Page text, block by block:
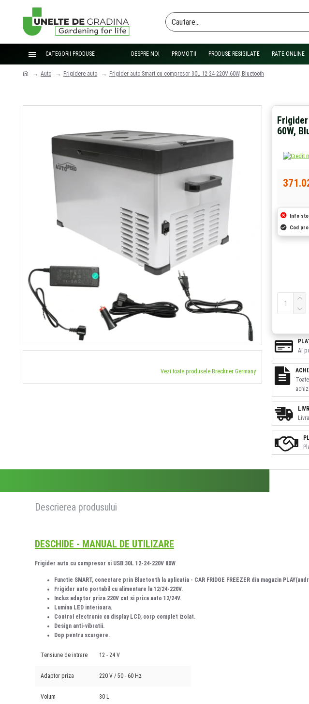
CATEGORII PRODUSE DESPRE NOI PROMOTII PRODUSE RESIGILATE RATE ONLINE
Auto Frigidere auto Frigider auto Smart cu compresor 30L 12-24-220V 60W, Bluetooth
Vezi toate produsele Breckner Germany
60W,
Info
Cod
Ai
Descrierea produsului
DESCHIDE - MANUAL DE UTILIZARE
Frigider auto cu compresor si USB 30L 12-24-220V 80W
Functie SMART, conectare prin Bluetooth la aplicatia - CAR FRIDGE FREEZER din magazin
Frigider auto portabil cu alimentare la 12/24-220V.
Inclus adaptor priza 220V cat si priza auto 12/24V.
Lumina LED interioara.
Control electronic cu display LCD, corp complet izolat.
Design anti-vibratii.
Dop pentru scurgere.
Tensiune de intrare 12 - 24 V
Adaptor priza 220 V / 50 - 60 Hz
Volum 30 L